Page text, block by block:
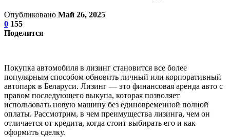
Опубликовано Май 26, 2025
0 155
Поделится
Покупка автомобиля в лизинг становится все более
популярным способом обновить личный или корпоративный
автопарк в Беларуси. Лизинг — это финансовая аренда авто с
правом последующего выкупа, которая позволяет
использовать новую машину без единовременной полной
оплаты. Рассмотрим, в чем преимущества лизинга, чем он
отличается от кредита, когда стоит выбирать его и как
оформить сделку.